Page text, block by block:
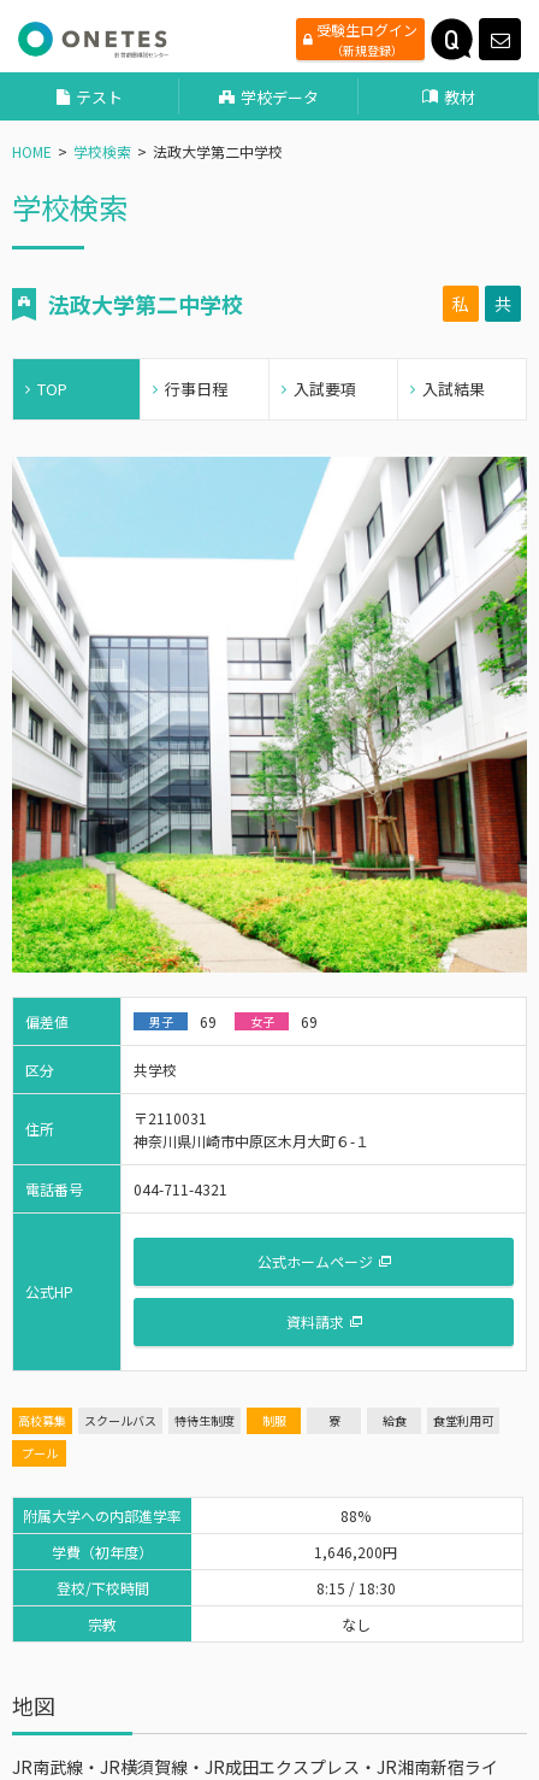
受験生ログイン
（新規登録）
テスト 学校データ 教材
HOME 学校検索 法政大学第二中学校
学校検索
法政大学第二中学校 私 共
TOP 行事日程 入試要項 入試結果
偏差値 男子 69 女子 69
区分 共学校
住所
〒2110031
神奈川県川崎市中原区木月大町６-１
電話番号 044-711-4321
公式HP
公式ホームページ
資料請求
高校募集 スクールバス 特待生制度 制服 寮 給食
食堂利用可
プール
附属大学への内部進学率
学費（初年度）
登校/下校時間
宗教
88%
1,646,200円
8:15 / 18:30
なし
地図
JR南武線・JR横須賀線・JR成田エクスプレス・JR湘南新宿ライ